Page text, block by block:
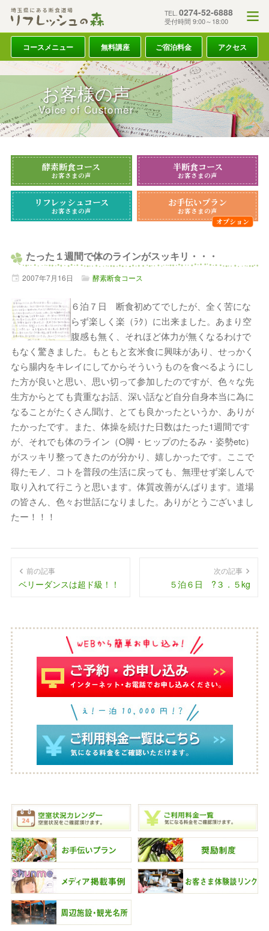
TEL. 0274-52-6888
受付時間 9:00～18:00
コースメニュー 無料講座 ご宿泊料金 アクセス
お客様の声
Voice of Customer
酵素断食コース
お客さまの声
半断食コース
お客さまの声
リフレッシュコース
お客さまの声
お手伝いプラン
お客さまの声
たった１週間で体のラインがスッキリ・・・
2007年7月16日 酵素断食コース
６泊７日 断食初めてでしたが、全く苦にな
らず楽しく楽（ﾗｸ）に出来ました。あまり空
腹感も無く、それほど体力が無くなるわけで
もなく驚きました。もともと玄米食に興味があり、せっかく
なら腸内をキレイにしてからそういうものを食べるようにし
た方が良いと思い、思い切って参加したのですが、色々な先
生方からとても貴重なお話、深い話など自分自身本当に為に
なることがたくさん聞け、とても良かったというか、ありが
たかったです。また、体操を続けた日数はたった1週間です
が、それでも体のライン（O脚・ヒップのたるみ・姿勢etc）
がスッキリ整ってきたのが分かり、嬉しかったです。ここで
得たモノ、コトを普段の生活に戻っても、無理せず楽しんで
取り入れて行こうと思います。体質改善がんばります。道場
の皆さん、色々お世話になりました。ありがとうございまし
たー！！！
前の記事
ベリーダンスは超ド級！！
次の記事
５泊６日 ?３．５kg